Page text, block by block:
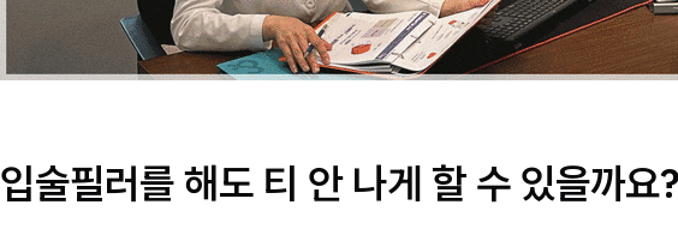
입술필러를 해도 티 안 나게 할 수 있을까요?